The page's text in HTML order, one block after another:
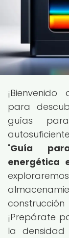
¡Bienvenido
para
guías
"Guía
energética
¡Prepárate
la